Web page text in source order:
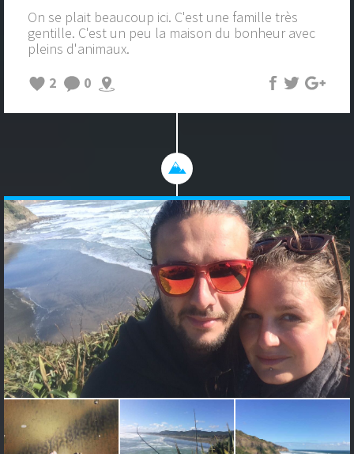
On se plait beaucoup ici. C'est une famille très
gentille. C'est un peu la maison du bonheur avec
pleins d'animaux.
2
0